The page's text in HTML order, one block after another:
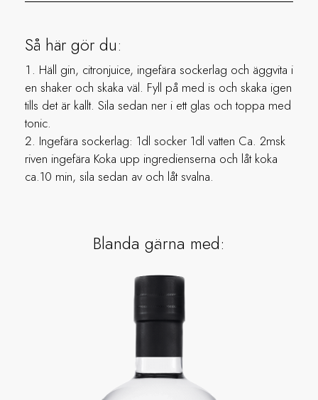
Blanda gärna med:
Så här gör du:
Häll gin, citronjuice, ingefära sockerlag och äggvita i
en shaker och skaka väl. Fyll på med is och skaka igen
tills det är kallt. Sila sedan ner i ett glas och toppa med
tonic.
Ingefära sockerlag: 1dl socker 1dl vatten Ca. 2msk
riven ingefära Koka upp ingredienserna och låt koka
ca.10 min, sila sedan av och låt svalna.